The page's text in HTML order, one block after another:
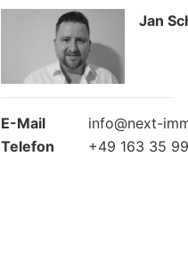
Jan
E-Mail
info@next-
Telefon
+49 163 35